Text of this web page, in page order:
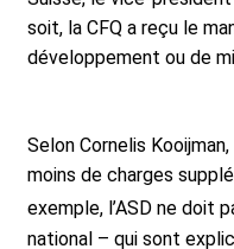
soit, la CFQ a reçu le
développement ou de
Selon Cornelis
moins de charges
exemple, l’ASD ne doit
national – qui sont